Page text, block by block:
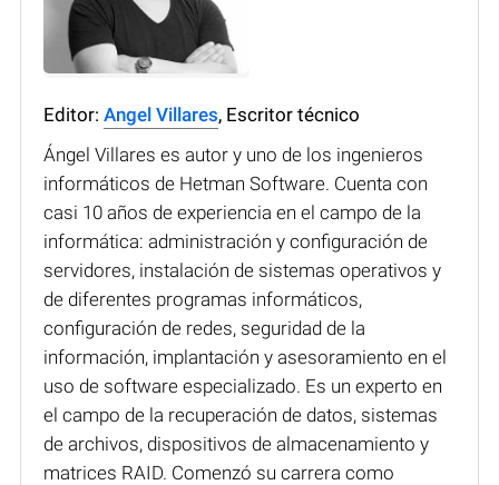
Editor: Angel Villares, Escritor técnico
Ángel Villares es autor y uno de los ingenieros
informáticos de Hetman Software. Cuenta con
casi 10 años de experiencia en el campo de la
informática: administración y configuración de
servidores, instalación de sistemas operativos y
de diferentes programas informáticos,
configuración de redes, seguridad de la
información, implantación y asesoramiento en el
uso de software especializado. Es un experto en
el campo de la recuperación de datos, sistemas
de archivos, dispositivos de almacenamiento y
matrices RAID. Comenzó su carrera como